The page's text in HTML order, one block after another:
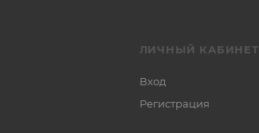
ЛИЧНЫЙ КАБИНЕТ
Вход
Регистрация